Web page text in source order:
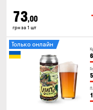
73,00
грн за 1 шт
6
Только онлайн